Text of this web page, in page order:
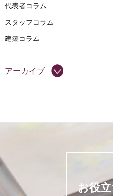
代表者コラム
スタッフコラム
建築コラム
アーカイブ
お役